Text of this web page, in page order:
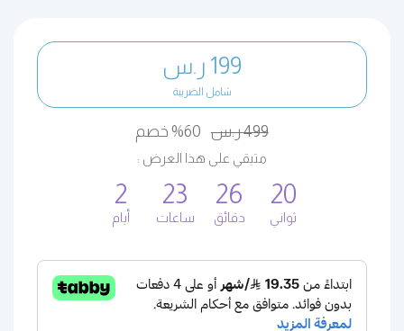
199 ر.س
شامل الضريبة
499 ر.س 60% خصم
متبقي على هذا العرض :
2
أيام
23
ساعات
26
دقائق
19
ثواني